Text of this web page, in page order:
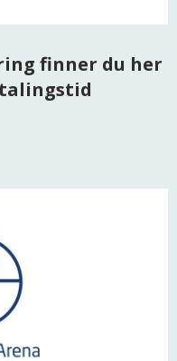
finner du her